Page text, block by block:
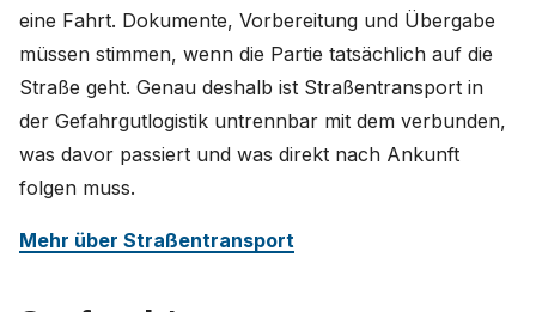
eine Fahrt. Dokumente, Vorbereitung und Übergabe
müssen stimmen, wenn die Partie tatsächlich auf die
Straße geht. Genau deshalb ist Straßentransport in
der Gefahrgutlogistik untrennbar mit dem verbunden,
was davor passiert und was direkt nach Ankunft
folgen muss.
Mehr über Straßentransport